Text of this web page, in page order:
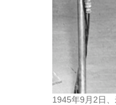
1945年9月2日